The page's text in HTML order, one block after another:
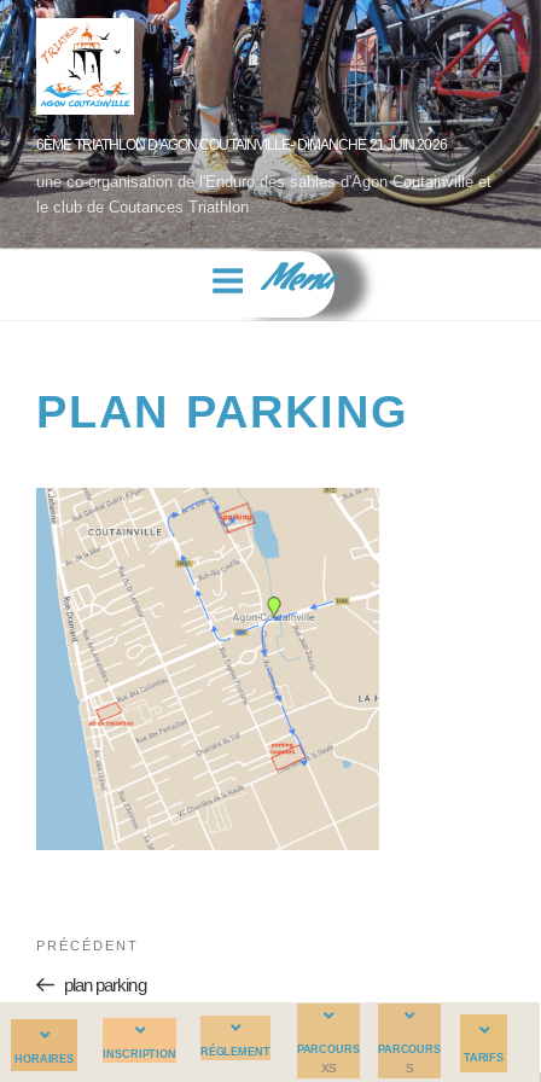
6ÈME TRIATHLON D'AGON COUTAINVILLE- DIMANCHE 21 JUIN 2026
une co-organisation de l'Enduro des sables d'Agon Coutainville et
le club de Coutances Triathlon
Menu
PLAN PARKING
PRÉCÉDENT
plan parking
PARCOURS
S
PARCOURS
XS
HORAIRES TARIFS
RÉGLEMENT
INSCRIPTION